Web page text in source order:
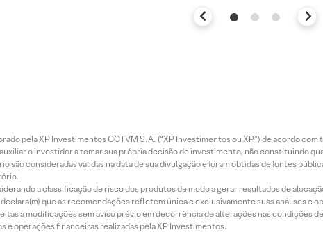
pela XP Investimentos CCTVM S.A. (“XP Investimentos ou XP”) de acordo
o investidor a tomar sua própria decisão de investimento, não constituindo
são consideradas válidas na data de sua divulgação e foram obtidas de fontes
a classificação de risco dos produtos de modo a gerar resultados de
que as recomendações refletem única e exclusivamente suas análises e
a modificações sem aviso prévio em decorrência de alterações nas condições
e operações financeiras realizadas pela XP Investimentos.